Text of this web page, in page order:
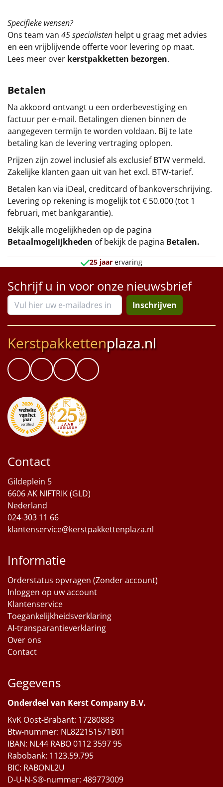
Specifieke wensen?
Ons team van 45 specialisten helpt u graag met advies
en een vrijblijvende offerte voor levering op maat.
Lees meer over kerstpakketten bezorgen.
Betalen
Na akkoord ontvangt u een orderbevestiging en
factuur per e-mail. Betalingen dienen binnen de
aangegeven termijn te worden voldaan. Bij te late
betaling kan de levering vertraging oplopen.
Prijzen zijn zowel inclusief als exclusief BTW vermeld.
Zakelijke klanten gaan uit van het excl. BTW-tarief.
Betalen kan via iDeal, creditcard of bankoverschrijving.
Levering op rekening is mogelijk tot € 50.000 (tot 1
februari, met bankgarantie).
Bekijk alle mogelijkheden op de pagina
Betaalmogelijkheden of bekijk de pagina Betalen.
25 jaar ervaring
Schrijf u in voor onze nieuwsbrief
Inschrijven
Kerstpakkettenplaza.nl
Contact
Gildeplein 5
6606 AK NIFTRIK (GLD)
Nederland
024-303 11 66
klantenservice@kerstpakkettenplaza.nl
Informatie
Orderstatus opvragen (Zonder account)
Inloggen op uw account
Klantenservice
Toegankelijkheidsverklaring
AI-transparantieverklaring
Over ons
Contact
Gegevens
Onderdeel van Kerst Company B.V.
KvK Oost-Brabant: 17280883
Btw-nummer: NL822151571B01
IBAN: NL44 RABO 0112 3597 95
Rabobank: 1123.59.795
BIC: RABONL2U
D-U-N-S®-nummer: 489773009